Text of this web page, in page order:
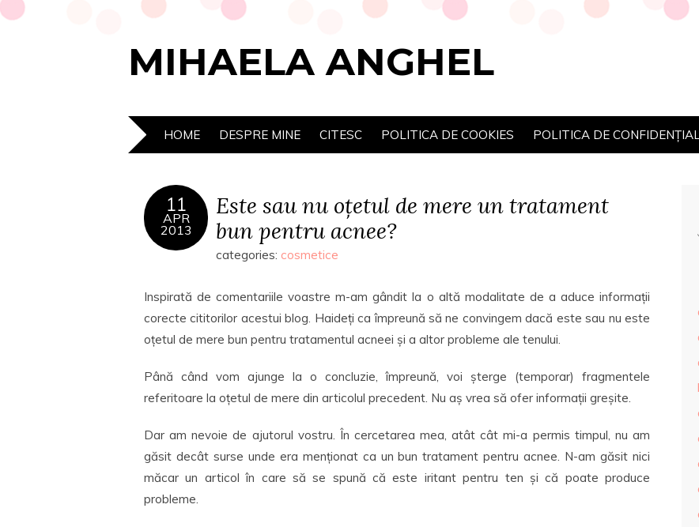
MIHAELA ANGHEL
HOME DESPRE MINE CITESC POLITICA DE COOKIES POLITICA DE
11
APR
2013
Este sau nu oțetul de mere un tratament
bun pentru acnee?
categories: cosmetice
Inspirată de comentariile voastre m-am gândit la o altă modalitate de a aduce informații
corecte cititorilor acestui blog. Haideți ca împreună să ne convingem dacă este sau nu este
oțetul de mere bun pentru tratamentul acneei și a altor probleme ale tenului.
Până când vom ajunge la o concluzie, împreună, voi șterge (temporar) fragmentele
referitoare la oțetul de mere din articolul precedent. Nu aș vrea să ofer informații greșite.
Dar am nevoie de ajutorul vostru. În cercetarea mea, atât cât mi-a permis timpul, nu am
găsit decât surse unde era menționat ca un bun tratament pentru acnee. N-am găsit nici
măcar un articol în care să se spună că este iritant pentru ten și că poate produce
probleme.